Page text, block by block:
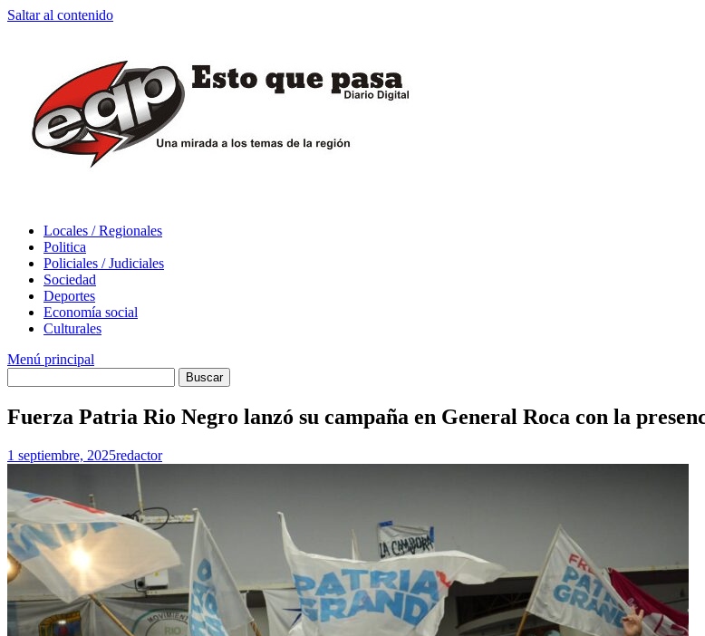
Saltar al contenido
Locales / Regionales
Politica
Policiales / Judiciales
Sociedad
Deportes
Economía social
Culturales
Menú principal
Fuerza Patria Rio Negro lanzó su campaña en General Roca con la
1 septiembre, 2025redactor